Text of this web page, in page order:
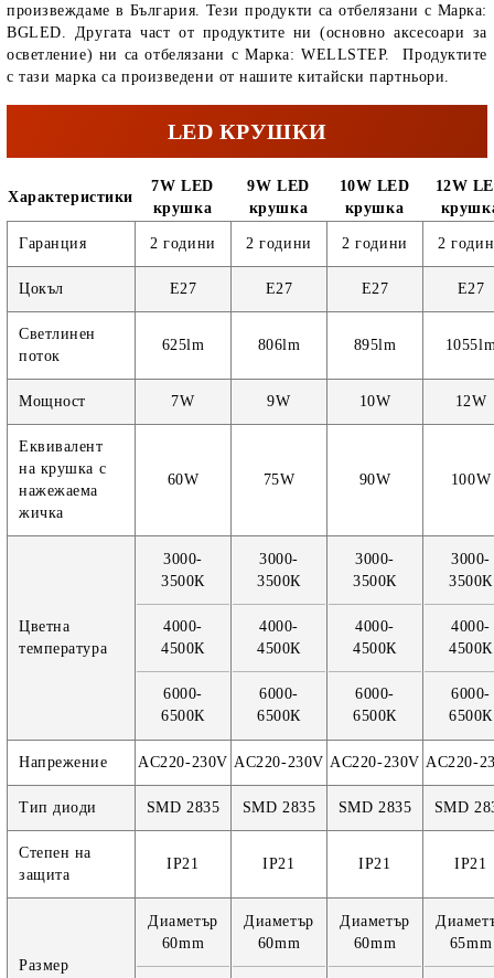
произвеждаме в България. Тези продукти са отбелязани с Марка:
BGLED. Другата част от продуктите ни (основно аксесоари за
осветление) ни са отбелязани с Марка: WELLSTEP. Продуктите
с тази марка са произведени от нашите китайски партньори.
LED КРУШКИ
Характеристики
7W LED
крушка
9W LED
крушка
10W LED
крушка
12W
Гаранция 2 години 2 години 2 години 2
Цокъл E27 E27 E27 E27
Светлинен
поток
625lm 806lm 895lm
Мощност 7W 9W 10W 12W
Еквивалент
на крушка с
нажежаема
жичка
60W 75W 90W 100W
Цветна
температура
3000-
3500К
4000-
4500К
6000-
6500К
3000-
3500К
4000-
4500К
6000-
6500К
3000-
3500К
4000-
4500К
6000-
6500К
3000-
3500К
4000-
4500К
6000-
6500К
Напрежение AC220-230V AC220-230V AC220-230V AC220-
Тип диоди SMD 2835 SMD 2835 SMD 2835 SMD
Степен на
защита
IP21 IP21 IP21 IP21
Размер
Диаметър
60mm
Диаметър
60mm
Диаметър
60mm
65mm